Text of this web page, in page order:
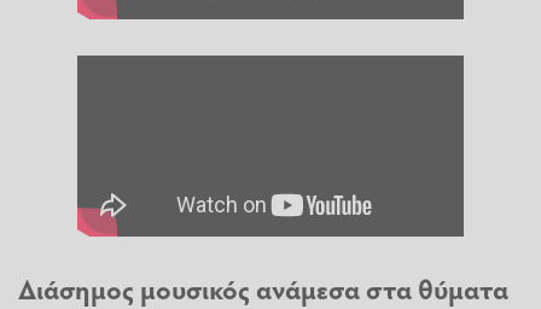
Διάσημος μουσικός ανάμεσα στα θύματα